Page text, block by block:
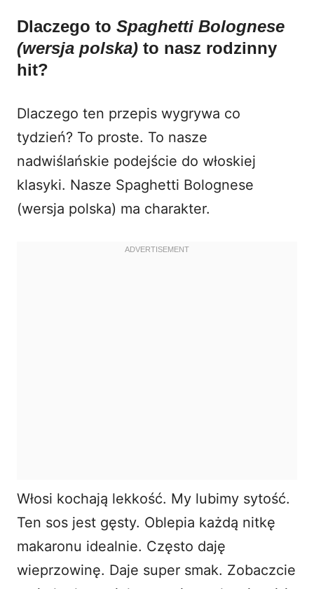
Dlaczego to Spaghetti Bolognese
(wersja polska) to nasz rodzinny
hit?
Dlaczego ten przepis wygrywa co
tydzień? To proste. To nasze
nadwiślańskie podejście do włoskiej
klasyki. Nasze Spaghetti Bolognese
(wersja polska) ma charakter.
Włosi kochają lekkość. My lubimy sytość.
Ten sos jest gęsty. Oblepia każdą nitkę
makaronu idealnie. Często daję
wieprzowinę. Daje super smak. Zobaczcie